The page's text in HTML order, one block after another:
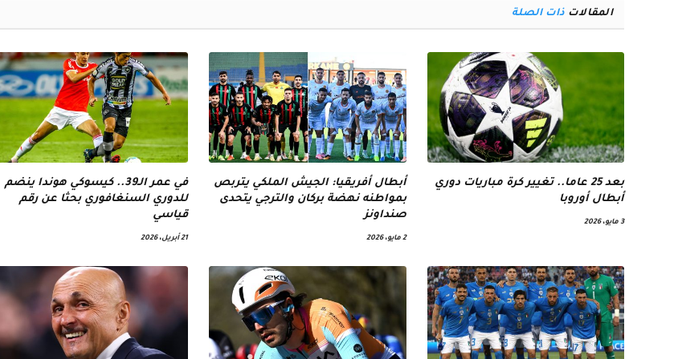
المقالات ذات الصلة
بعد 25 عاما.. تغيير كرة مباريات دوري
أبطال أوروبا
3 مايو، 2026
أبطال أفريقيا: الجيش الملكي يتربص
بمواطنه نهضة بركان والترجي يتحدى
صنداونز
2 مايو، 2026
في عمر الـ39.. كيسوكي هوندا ينضم
للدوري السنغافوري بحثا عن رقم
قياسي
21 أبريل، 2026